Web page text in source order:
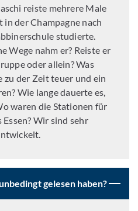
reiste mehrere Male
der Champagne nach
studierte.
Wege nahm er? Reiste er
oder allein? Was
zu der Zeit teuer und ein
Wie lange dauerte es,
waren die Stationen für
Wir sind sehr
gelesen haben?